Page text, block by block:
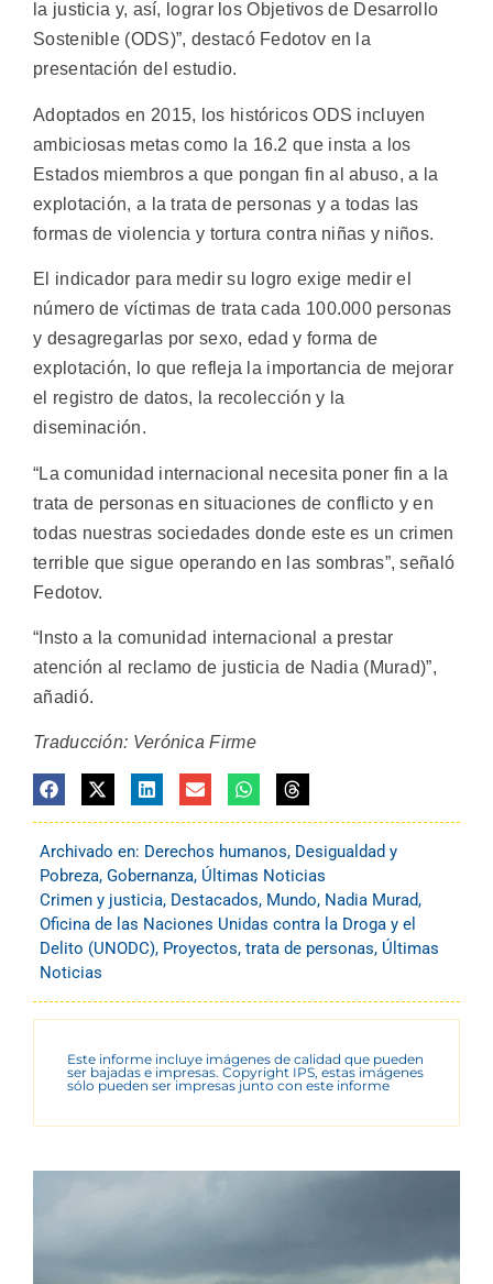
la justicia y, así, lograr los Objetivos de Desarrollo
Sostenible (ODS)”, destacó Fedotov en la
presentación del estudio.
Adoptados en 2015, los históricos ODS incluyen
ambiciosas metas como la 16.2 que insta a los
Estados miembros a que pongan fin al abuso, a la
explotación, a la trata de personas y a todas las
formas de violencia y tortura contra niñas y niños.
El indicador para medir su logro exige medir el
número de víctimas de trata cada 100.000 personas
y desagregarlas por sexo, edad y forma de
explotación, lo que refleja la importancia de mejorar
el registro de datos, la recolección y la
diseminación.
“La comunidad internacional necesita poner fin a la
trata de personas en situaciones de conflicto y en
todas nuestras sociedades donde este es un crimen
terrible que sigue operando en las sombras”, señaló
Fedotov.
“Insto a la comunidad internacional a prestar
atención al reclamo de justicia de Nadia (Murad)”,
añadió.
Traducción: Verónica Firme
Archivado en: Derechos humanos, Desigualdad y
Pobreza, Gobernanza, Últimas Noticias
Crimen y justicia, Destacados, Mundo, Nadia Murad,
Oficina de las Naciones Unidas contra la Droga y el
Delito (UNODC), Proyectos, trata de personas, Últimas
Noticias
Este informe incluye imágenes de calidad que pueden
ser bajadas e impresas. Copyright IPS, estas imágenes
sólo pueden ser impresas junto con este informe